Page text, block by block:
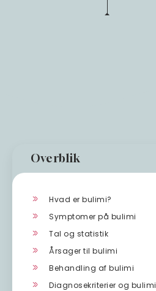
Overblik
Hvad er bulimi?
Symptomer på bulimi
Tal og statistik
Årsager til bulimi
Behandling af bulimi
Diagnosekriterier og bulimi